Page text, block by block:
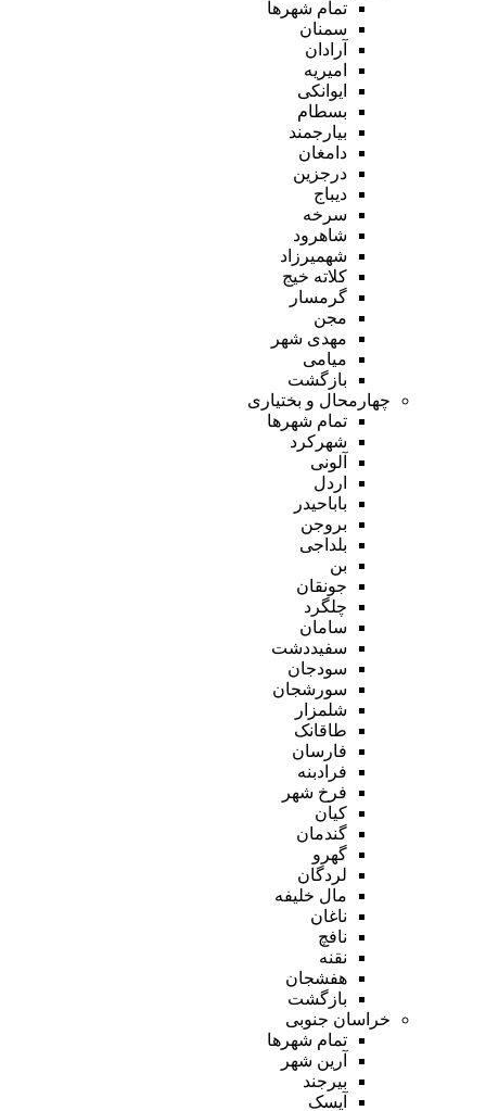
تمام شهر‌ها
سمنان
آرادان
امیریه
ایوانکی
بسطام
بیارجمند
دامغان
درجزین
دیباج
سرخه
شاهرود
شهمیرزاد
کلاته خیج
گرمسار
مجن
مهدی شهر
میامی
بازگشت
چهارمحال و بختیاری
تمام شهر‌ها
شهرکرد
آلونی
اردل
باباحیدر
بروجن
بلداجی
بن
جونقان
چلگرد
سامان
سفیددشت
سودجان
سورشجان
شلمزار
طاقانک
فارسان
فرادبنه
فرخ شهر
کیان
گندمان
گهرو
لردگان
مال خلیفه
ناغان
نافچ
نقنه
هفشجان
بازگشت
خراسان جنوبی
تمام شهر‌ها
آرین شهر
بیرجند
آیسک